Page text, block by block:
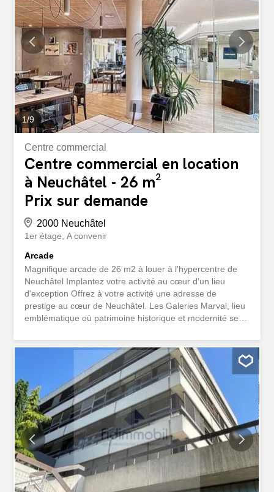
m² Rénovation en 2026 Hauteur sous plafond jusqu'à
3,20 m Surfaces très lumineuses Aménagement sur
mesure selon vos besoins Magnifique vue dégagée sur le
lac Disponibles dès le printemps 2027 Parking de 50
places Centre commercial Migros au pied de l'immeuble
Parc Belvédère du Plan et Tennis Club House à proximité
immédiate Crèche des...
1/9
Centre commercial
Centre commercial en location
à Neuchâtel - 26 m²
Prix sur demande
2000 Neuchâtel
1er étage A convenir
Arcade
Magnifique arcade de 26 m2 à louer à l'hypercentre de
Neuchâtel Implantez votre activité au cœur d'un lieu
d'exception Offrez à votre activité une adresse de
prestige au cœur de Neuchâtel. Les Galeries Marval, lieu
emblématique où patrimoine historique et modernité se
louer dans un cadre unique et raffiné. Profitez d'une
situation idéale, au sein d'un centre dynamique
regroupant une galerie d'art reconnue, des appartements
de standing pour les voyageurs, ainsi que divers
commerces (joaillerie, beauté, services). Implantez votre
marque dans un environnement élégant, vivant, et
fréquenté par une clientèle locale et internationale à la
recherche d'expériences culturelles. Faites partie d'une
adresse incontournable à Neuchâtel. Idéalement située à
côté de l'entrée du centre Grande vitrine linéaire Accès
indépendant Disponibilité : immédiate Loyer et...